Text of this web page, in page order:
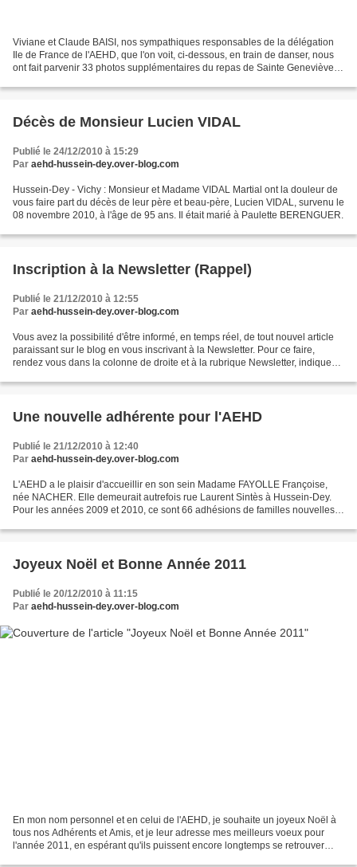
Viviane et Claude BAISI, nos sympathiques responsables de la délégation
Ile de France de l'AEHD, que l'on voit, ci-dessous, en train de danser, nous
ont fait parvenir 33 photos supplémentaires du repas de Sainte Geneviève
Décès de Monsieur Lucien VIDAL
Publié le 24/12/2010 à 15:29
Par aehd-hussein-dey.over-blog.com
Hussein-Dey - Vichy : Monsieur et Madame VIDAL Martial ont la douleur de
vous faire part du décès de leur père et beau-père, Lucien VIDAL, survenu le
08 novembre 2010, à l'âge de 95 ans. Il était marié à Paulette BERENGUER.
Inscription à la Newsletter (Rappel)
Publié le 21/12/2010 à 12:55
Par aehd-hussein-dey.over-blog.com
Vous avez la possibilité d'être informé, en temps réel, de tout nouvel article
paraissant sur le blog en vous inscrivant à la Newsletter. Pour ce faire,
rendez vous dans la colonne de droite et à la rubrique Newsletter, indiquez
Une nouvelle adhérente pour l'AEHD
Publié le 21/12/2010 à 12:40
Par aehd-hussein-dey.over-blog.com
L'AEHD a le plaisir d'accueillir en son sein Madame FAYOLLE Françoise,
née NACHER. Elle demeurait autrefois rue Laurent Sintès à Hussein-Dey.
Pour les années 2009 et 2010, ce sont 66 adhésions de familles nouvelles
Joyeux Noël et Bonne Année 2011
Publié le 20/12/2010 à 11:15
Par aehd-hussein-dey.over-blog.com
En mon nom personnel et en celui de l'AEHD, je souhaite un joyeux Noël à
tous nos Adhérents et Amis, et je leur adresse mes meilleurs voeux pour
l'année 2011, en espérant qu'ils puissent encore longtemps se retrouver